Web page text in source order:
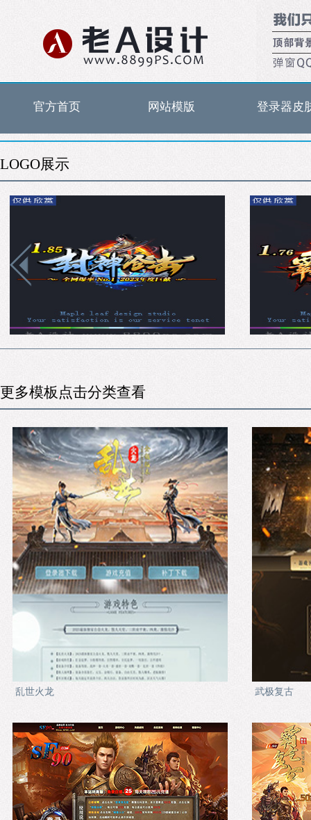
官方首页 网站模版 登录器皮
LOGO展示
更多模板点击分类查看
乱世火龙 武极复古